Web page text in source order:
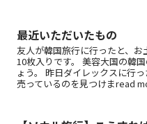
最近いただいたもの
友人が韓国旅行に行ったと、
10枚入りです。 美容大国の韓
ょう。 昨日ダイレックスに行
売っているのを見つけまread